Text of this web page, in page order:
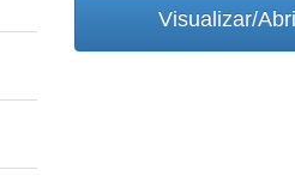
Visualizar/